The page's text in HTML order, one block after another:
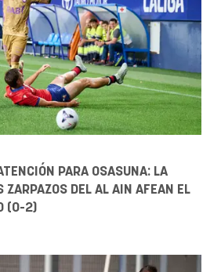
PARA OSASUNA: LA
ZARPAZOS DEL AL AIN AFEAN EL
(0-2)